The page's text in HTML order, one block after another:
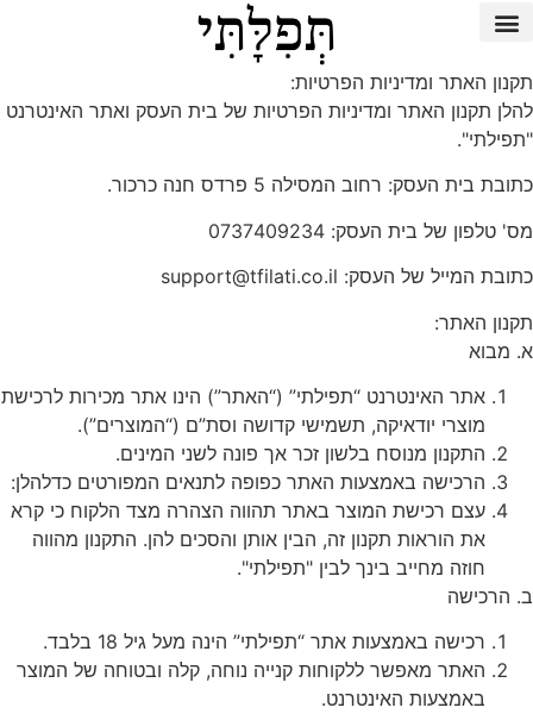
תקנון האתר ומדיניות הפרטיות:
להלן תקנון האתר ומדיניות הפרטיות של בית העסק ואתר האינטרנט
"תפילתי".
כתובת בית העסק: רחוב המסילה 5 פרדס חנה כרכור.
מס' טלפון של בית העסק: 0737409234
כתובת המייל של העסק: support@tfilati.co.il
תקנון האתר:
א. מבוא
אתר האינטרנט “תפילתי” (“האתר”) הינו אתר מכירות לרכישת
מוצרי יודאיקה, תשמישי קדושה וסת”ם (“המוצרים”).
התקנון מנוסח בלשון זכר אך פונה לשני המינים.
הרכישה באמצעות האתר כפופה לתנאים המפורטים כדלהלן:
עצם רכישת המוצר באתר תהווה הצהרה מצד הלקוח כי קרא
את הוראות תקנון זה, הבין אותן והסכים להן. התקנון מהווה
חוזה מחייב בינך לבין "תפילתי".
ב. הרכישה
רכישה באמצעות אתר “תפילתי” הינה מעל גיל 18 בלבד.
האתר מאפשר ללקוחות קנייה נוחה, קלה ובטוחה של המוצר
באמצעות האינטרנט.